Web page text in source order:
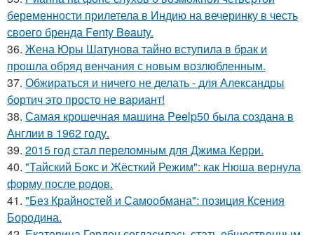
беременности прилетела в Индию на вечеринку в честь
своего бренда Fenty Beauty.
36. Жена Юры Шатунова тайно вступила в брак и
прошла обряд венчания с новым возлюбленным.
37. Обжираться и ничего не делать - для Александры
бортич это просто не вариант!
38. Самая крошечная машинa Peelp50 была созданa в
Англии в 1962 году.
39. 2015 год стал переломным для Джима Керри.
40. "Тайский Бокс и Жёсткий Режим": как Нюша вернула
форму после родов.
41. "Без Крайностей и Самообмана": позиция Ксения
Бородина.